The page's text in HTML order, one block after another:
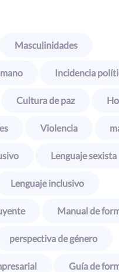
Masculinidades
Incidencia
Cultura de paz
Violencia
Lenguaje sexista
Lenguaje inclusivo
Manual de
perspectiva de género
Guía de